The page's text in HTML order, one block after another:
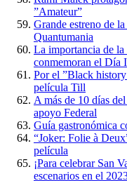
”Amateur”
Grande estreno de
Quantumania
La importancia de la
conmemoran el Día
Por el ”Black
película Till
A más de 10 días
apoyo Federal
Guía gastronómica
“Joker: Folie à
película
¡Para celebrar San
escenarios en el